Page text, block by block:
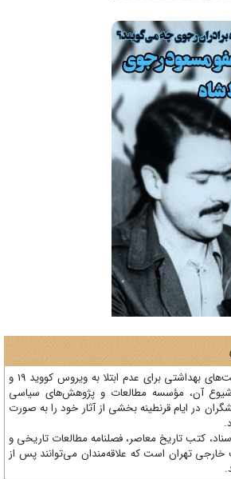
با توجه به نیاز به تداوم مراقبت‌های بهداشتی برای عدم ابتلا به ویروس کووید 19 و
آن، مؤسسه مطالعات و پژوهش‌های سیاسی
ایام قرنطینه بخشی از آثار خود را به صورت
کتب تاریخ معاصر، فصلنامه‌ مطالعات تاریخی و
تهران است که علاقه‌مندان می‌توانند پس از